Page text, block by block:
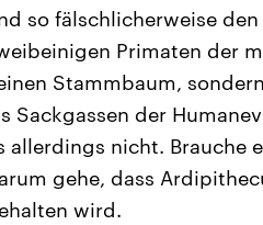
so fälschlicherweise
Primaten der
Stammbaum,
Sackgassen der
allerdings nicht. Brauche
gehe, dass
wird.